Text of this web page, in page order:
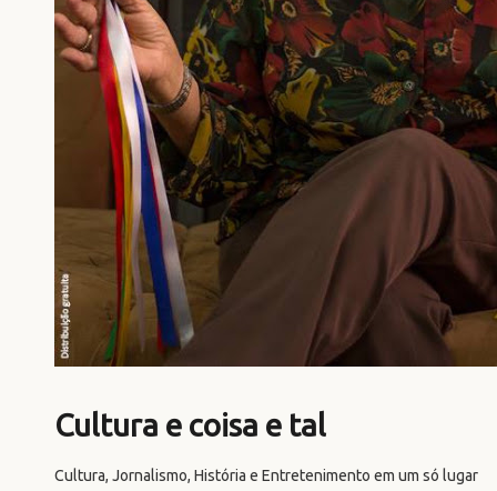
Cultura e coisa e tal
Cultura, Jornalismo, História e Entretenimento em um só lugar